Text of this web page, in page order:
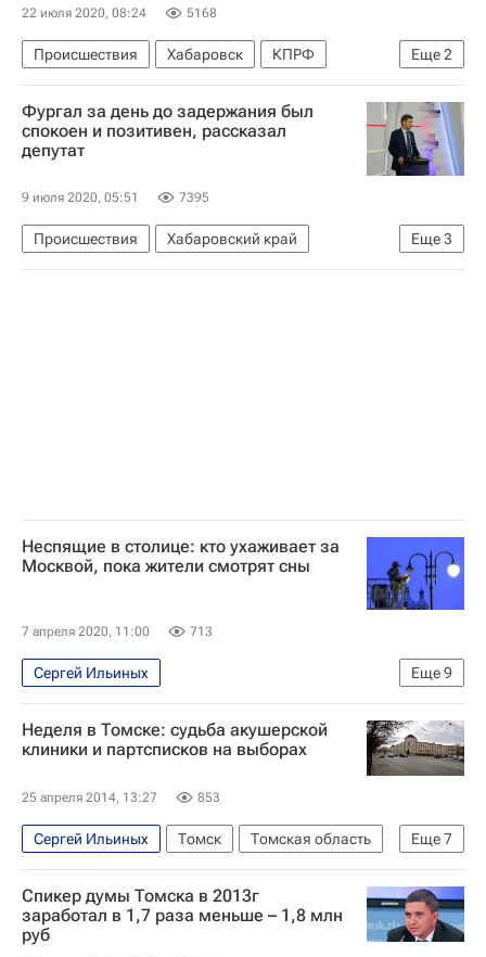
Коронавирус в России
22 июля 2020, 08:24 5168
Еще2
Происшествия Хабаровск
КПРФ
Сергей Фургал
Уголовное дело Сергея Фургала
Фургал за день до задержания был
спокоен и позитивен, рассказал
депутат
9 июля 2020, 05:51 7395
Еще3
Происшествия
Хабаровский край
Следственный комитет России (СК РФ)
Неспящие в столице: кто ухаживает за
Москвой, пока жители смотрят сны
7 апреля 2020, 11:00 713
Еще9
Сергей Ильиных
Москва Сегодня: мегаполис для жизни
ЖКХ
Городское хозяйство Москвы
Москва
Гормост
Объединенная энергетическая компания (Москва)
Автомобильные дороги
Аналитика – РИА Недвижимость
Неделя в Томске: судьба акушерской
клиники и партсписков на выборах
25 апреля 2014, 13:27 853
Еще7
Сергей Ильиных Томск
Томская область
Европа
Сибирский ФО
Весь мир
Сибирский государственный медицинский университет
Томская городская Дума
Спикер думы Томска в 2013г
заработал в 1,7 раза меньше – 1,8 млн
руб